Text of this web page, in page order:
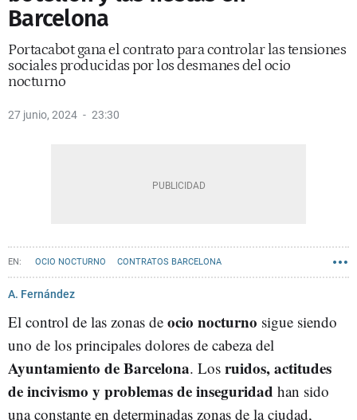
Barcelona
Portacabot gana el contrato para controlar las tensiones
sociales producidas por los desmanes del ocio
nocturno
27 junio, 2024 23:30
OCIO NOCTURNO CONTRATOS BARCELONA
BOTELLONES BARCELONA
A. Fernández
El control de las zonas de ocio nocturno sigue siendo
uno de los principales dolores de cabeza del
Ayuntamiento de Barcelona. Los ruidos, actitudes
de incivismo y problemas de inseguridad han sido
una constante en determinadas zonas de la ciudad,